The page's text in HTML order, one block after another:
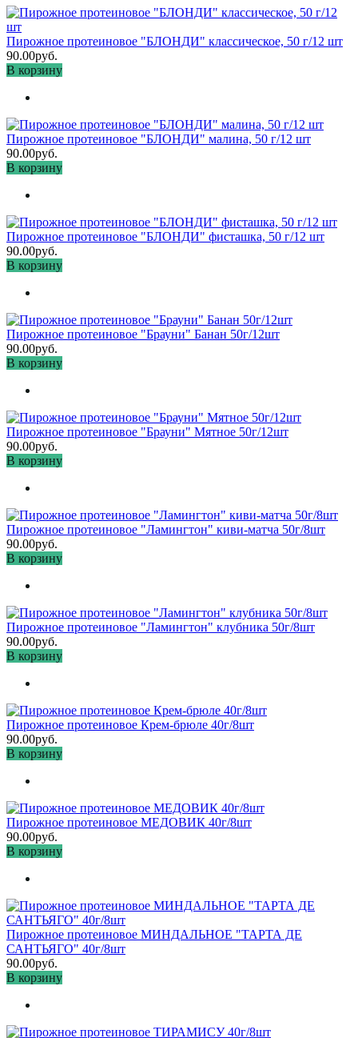
Пирожное протеиновое "БЛОНДИ" классическое, 50 г/12 шт
90.00руб.
В корзину
Пирожное протеиновое "БЛОНДИ" малина, 50 г/12 шт
90.00руб.
В корзину
Пирожное протеиновое "БЛОНДИ" фисташка, 50 г/12 шт
90.00руб.
В корзину
Пирожное протеиновое "Брауни" Банан 50г/12шт
90.00руб.
В корзину
Пирожное протеиновое "Брауни" Мятное 50г/12шт
90.00руб.
В корзину
Пирожное протеиновое "Ламингтон" киви-матча 50г/8шт
90.00руб.
В корзину
Пирожное протеиновое "Ламингтон" клубника 50г/8шт
90.00руб.
В корзину
Пирожное протеиновое Крем-брюле 40г/8шт
90.00руб.
В корзину
Пирожное протеиновое МЕДОВИК 40г/8шт
90.00руб.
В корзину
Пирожное протеиновое МИНДАЛЬНОЕ "ТАРТА ДЕ
САНТЬЯГО" 40г/8шт
90.00руб.
В корзину